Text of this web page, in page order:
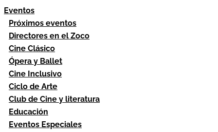
Eventos
Próximos eventos
Directores en el Zoco
Cine Clásico
Ópera y Ballet
Cine Inclusivo
Ciclo de Arte
Club de Cine y literatura
Educación
Eventos Especiales